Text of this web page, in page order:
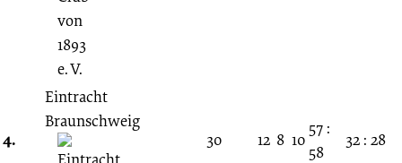
4.
Eintracht
Braunschweig
30
12 8 10
57 :
58
32 : 28